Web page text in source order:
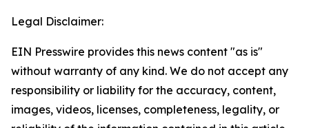
Legal Disclaimer:
EIN Presswire provides this news content "as is"
without warranty of any kind. We do not accept any
responsibility or liability for the accuracy, content,
images, videos, licenses, completeness, legality, or